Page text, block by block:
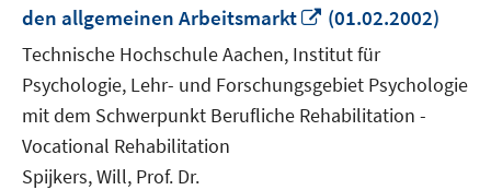
den allgemeinen Arbeitsmarkt
In
neuem
Fenster
öffnen
(01.02.2002)
Technische Hochschule Aachen, Institut für
Psychologie, Lehr- und Forschungsgebiet Psychologie
mit dem Schwerpunkt Berufliche Rehabilitation -
Vocational Rehabilitation
Spijkers, Will, Prof. Dr.